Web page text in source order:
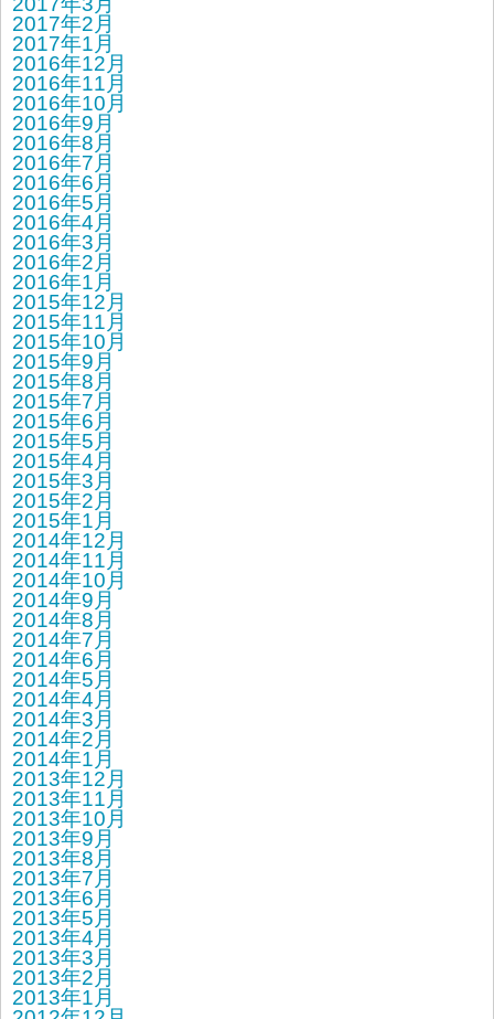
2017年2月
2017年1月
2016年12月
2016年11月
2016年10月
2016年9月
2016年8月
2016年7月
2016年6月
2016年5月
2016年4月
2016年3月
2016年2月
2016年1月
2015年12月
2015年11月
2015年10月
2015年9月
2015年8月
2015年7月
2015年6月
2015年5月
2015年4月
2015年3月
2015年2月
2015年1月
2014年12月
2014年11月
2014年10月
2014年9月
2014年8月
2014年7月
2014年6月
2014年5月
2014年4月
2014年3月
2014年2月
2014年1月
2013年12月
2013年11月
2013年10月
2013年9月
2013年8月
2013年7月
2013年6月
2013年5月
2013年4月
2013年3月
2013年2月
2013年1月